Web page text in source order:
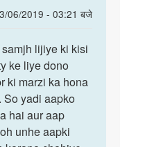
06/2019 - 03:21 बजे
lijiye ki kisi
ke liye dono
ki marzi ka hona
yadi aapko
hai aur aap
unhe aapki